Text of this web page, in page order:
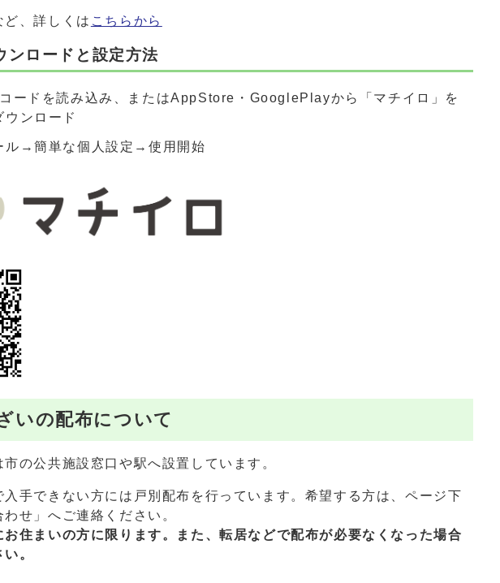
ど、詳しくは こちらから
ンロードと設定方法
ードを読み込み、またはAppStore・GooglePlayから「マチイロ」を
ウンロード
ル→簡単な個人設定→使用開始
いの配布について
の公共施設窓口や駅へ設置しています。
入手できない方には戸別配布を行っています。希望する方は、ページ下
せ」へご連絡ください。
お住まいの方に限ります。また、転居などで配布が必要なくなった場合
。